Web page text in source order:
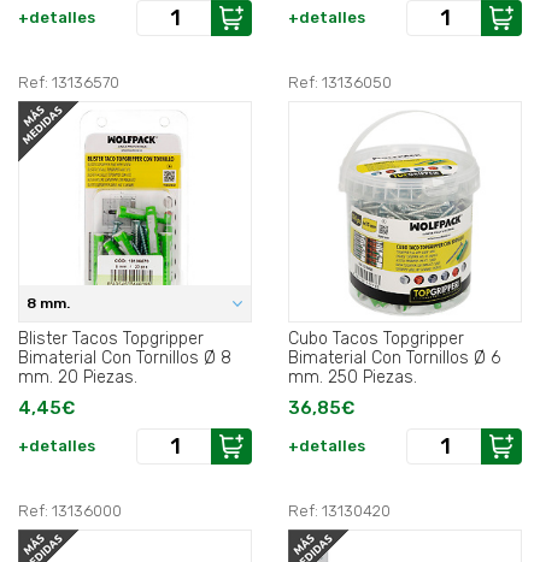
+detalles +detalles
Ref: 13136570
8 mm.
Blister Tacos Topgripper
Bimaterial Con Tornillos Ø 8
mm. 20 Piezas.
4,45€
+detalles
Ref: 13136050
Cubo Tacos Topgripper
Bimaterial Con Tornillos Ø 6
mm. 250 Piezas.
36,85€
+detalles
Ref: 13136000 Ref: 13130420